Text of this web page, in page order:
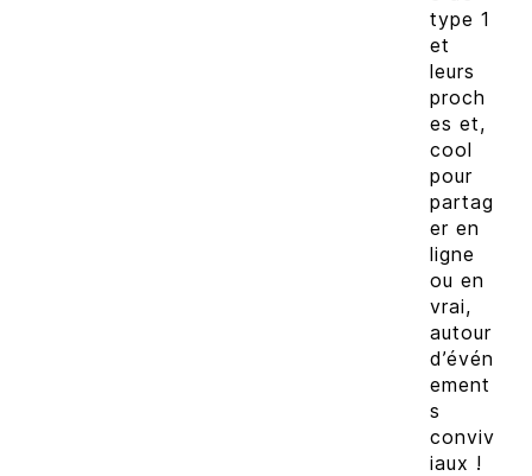
type 1
et
leurs
proch
es et,
cool
pour
partag
er en
ligne
ou en
vrai,
autour
d’évén
ement
s
conviv
iaux !